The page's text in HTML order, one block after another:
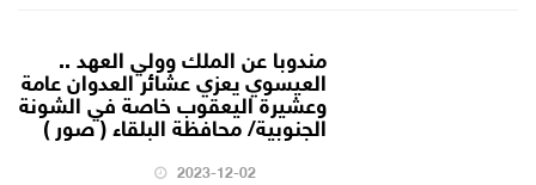
مندوبا عن الملك وولي العهد ..
العيسوي يعزي عشائر العدوان عامة
وعشيرة اليعقوب خاصة في الشونة
الجنوبية/ محافظة البلقاء ( صور )
2023-12-02